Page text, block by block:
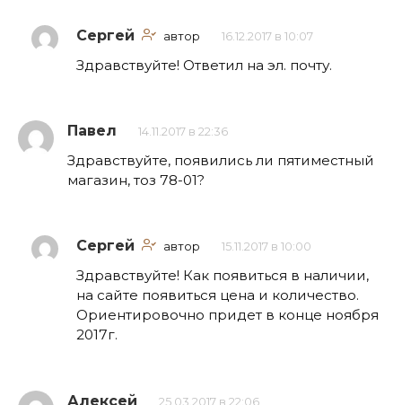
Сергей автор 16.12.2017 в 10:07
Здравствуйте! Ответил на эл. почту.
Павел 14.11.2017 в 22:36
Здравствуйте, появились ли пятиместный
магазин, тоз 78-01?
Сергей автор 15.11.2017 в 10:00
Здравствуйте! Как появиться в наличии,
на сайте появиться цена и количество.
Ориентировочно придет в конце ноября
2017г.
Алексей 25.03.2017 в 22:06